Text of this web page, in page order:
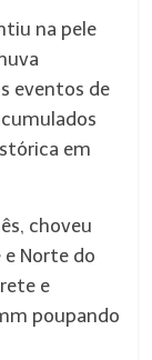
na pele
eventos de
em
choveu
Norte do
e
poupando